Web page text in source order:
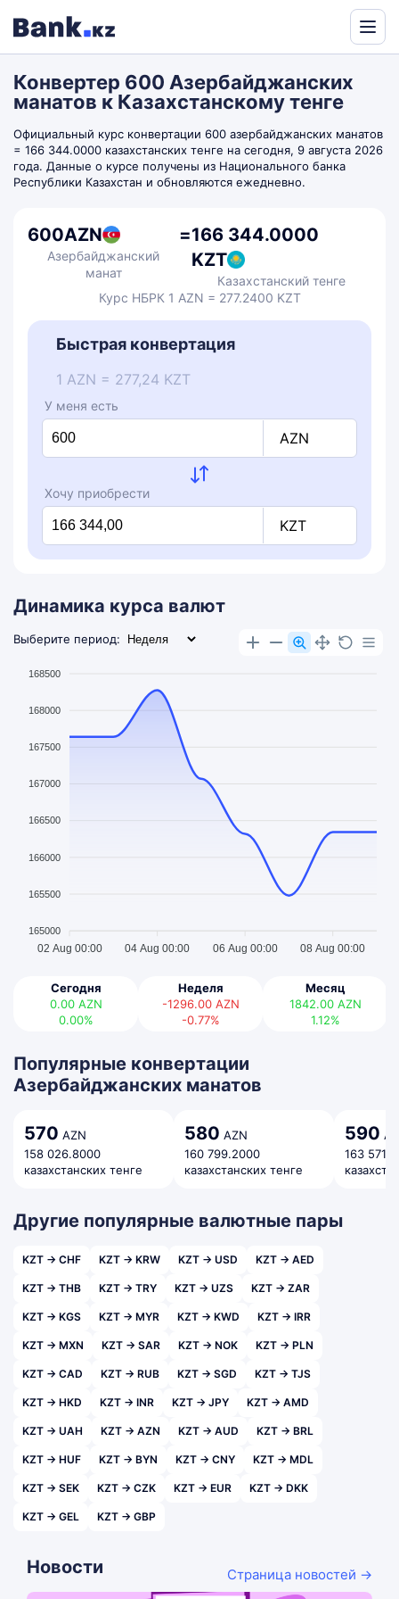
by
Translate
Конвертер 600 Азербайджанских
манатов к Казахстанскому тенге
Официальный курс конвертации 600 азербайджанских манатов
= 166 344.0000 казахстанских тенге на сегодня, 9 августа 2026
года. Данные о курсе получены из Национального банка
Республики Казахстан и обновляются ежедневно.
600AZN
Азербайджанский
манат
=166 344.0000
KZT
Казахстанский тенге
Курс НБРК 1 AZN = 277.2400 KZT
Быстрая конвертация
1 AZN = 277,24 KZT
У меня есть
AZN
Хочу приобрести
KZT
Динамика курса валют
Выберите период:
168500
168000
167500
167000
166500
166000
165500
165000
02 Aug 00:00 04 Aug 00:00 06 Aug 00:00 08 Aug 00:00
Сегодня
0.00 AZN
0.00%
Неделя
-1296.00 AZN
-0.77%
Месяц
1842.00 AZN
1.12%
Популярные конвертации
Азербайджанских манатов
570 AZN
158 026.8000
казахстанских тенге
580 AZN
160 799.2000
казахстанских тенге
590
163
Другие популярные валютные пары
KZT → CHF KZT → KRW KZT → USD KZT → AED
KZT → THB KZT → TRY KZT → UZS KZT → ZAR
KZT → KGS KZT → MYR KZT → KWD KZT → IRR
KZT → MXN KZT → SAR KZT → NOK KZT → PLN
KZT → CAD KZT → RUB KZT → SGD KZT → TJS
KZT → HKD KZT → INR KZT → JPY KZT → AMD
KZT → UAH KZT → AZN KZT → AUD KZT → BRL
KZT → HUF KZT → BYN KZT → CNY KZT → MDL
KZT → SEK KZT → CZK KZT → EUR KZT → DKK
KZT → GEL KZT → GBP
Новости Страница новостей →